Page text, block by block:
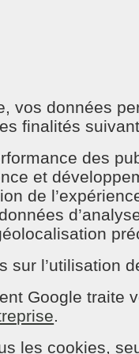
les
il
mauvaises
maison.
prévu à cet effet de
vos données
finalités
des
et
de
sur l’utilisation
Google traite
les cookies,